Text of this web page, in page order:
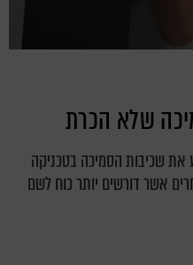
שכיבות הסמיכה בטכניקה
אשר דורשים יותר כוח לשם